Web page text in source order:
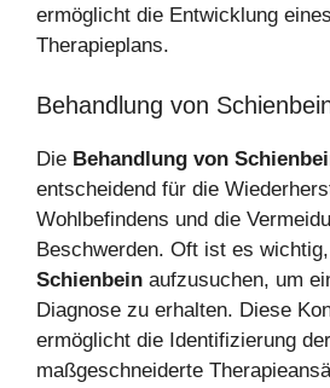
ermöglicht die Entwicklung
Therapieplans.
Behandlung von
Die Behandlung von
entscheidend für die
Wohlbefindens und die
Beschwerden. Oft ist es
Schienbein aufzusuchen, um
Diagnose zu erhalten. Diese
ermöglicht die Identifizierung
maßgeschneiderte